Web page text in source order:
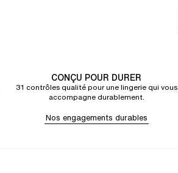
CONÇU POUR DURER
31 contrôles qualité pour une lingerie qui vous
accompagne durablement.
Nos engagements durables